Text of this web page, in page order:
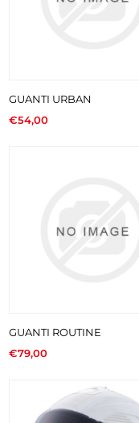
GUANTI URBAN
€54,00
GUANTI ROUTINE
€79,00